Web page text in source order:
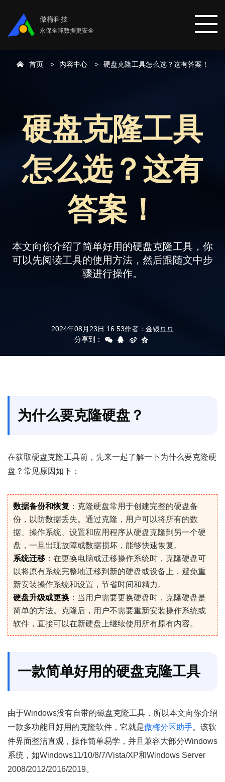
傲梅科技
永保全球数据更安全
首页
数据恢复
数据备份
首页 内容中心 硬盘克隆工具怎么选？这有答案！
硬盘克隆工具
怎么选？这有
答案！
本文向你介绍了简单好用的硬盘克隆工具，你
可以先阅读工具的使用方法，然后跟随文中步
骤进行操作。
2024年08月23日 16:53作者： 金银豆豆
分享到：
为什么要克隆硬盘？
在获取硬盘克隆工具前，先来一起了解一下为什么要克隆硬
盘？常见原因如下：
数据备份和恢复 ：克隆硬盘常用于创建完整的硬盘备
份，以防数据丢失。通过克隆，用户可以将所有的数
据、操作系统、设置和应用程序从硬盘克隆到另一个硬
盘，一旦出现故障或数据损坏，能够快速恢复。
系统迁移 ：在更换电脑或迁移操作系统时，克隆硬盘可
以将原有系统完整地迁移到新的硬盘或设备上，避免重
新安装操作系统和设置，节省时间和精力。
硬盘升级或更换 ：当用户需要更换硬盘时，克隆硬盘是
简单的方法。克隆后，用户不需要重新安装操作系统或
软件，直接可以在新硬盘上继续使用所有原有内容。
一款简单好用的硬盘克隆工具
由于Windows没有自带的磁盘克隆工具，所以本文向你介绍
一款多功能且好用的克隆软件，它就是傲梅分区助手。该软
件界面整洁直观，操作简单易学，并且兼容大部分Windows
系统，如Windows11/10/8/7/Vista/XP和Windows Server
2008/2012/2016/2019。